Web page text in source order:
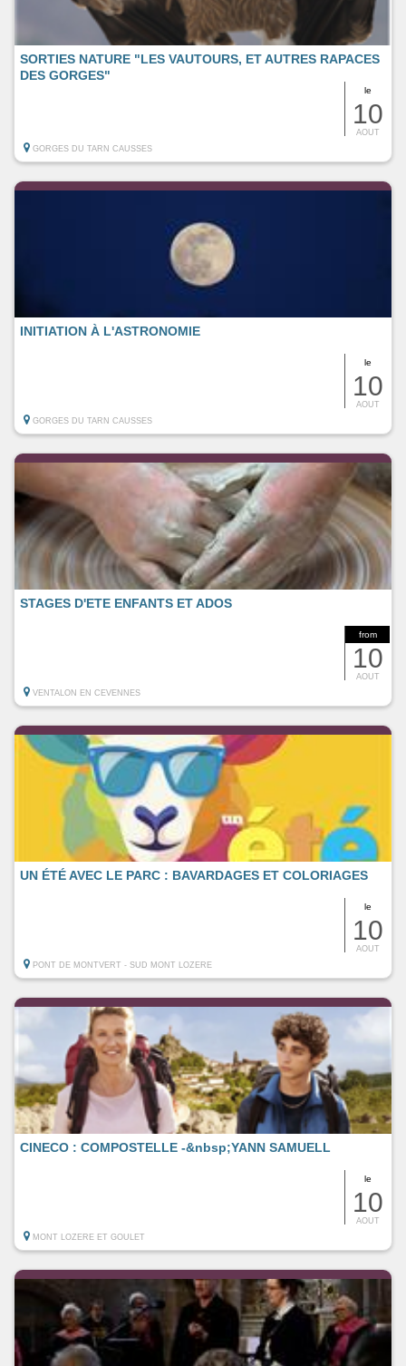
le
10
AOUT
SORTIES NATURE "LES VAUTOURS, ET AUTRES RAPACES
DES GORGES"
GORGES DU TARN CAUSSES
le
10
AOUT
INITIATION À L'ASTRONOMIE
GORGES DU TARN CAUSSES
from
10
AOUT
STAGES D'ETE ENFANTS ET ADOS
VENTALON EN CEVENNES
le
10
AOUT
UN ÉTÉ AVEC LE PARC : BAVARDAGES ET COLORIAGES
PONT DE MONTVERT - SUD MONT LOZERE
le
10
AOUT
CINECO : COMPOSTELLE -&nbsp;YANN SAMUELL
MONT LOZERE ET GOULET